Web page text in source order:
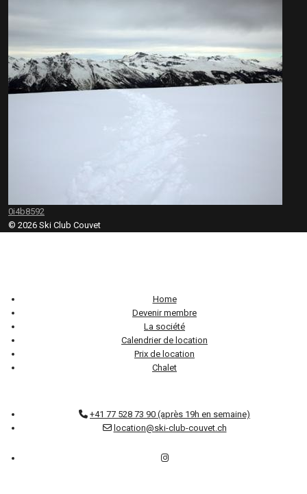
0i4b8592
© 2026 Ski Club Couvet
Home
Devenir membre
La société
Calendrier de location
Prix de location
Chalet
+41 77 528 73 90 (après 19h en semaine)
location@ski-club-couvet.ch